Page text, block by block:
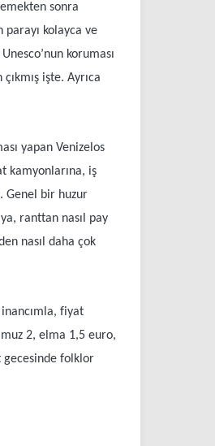
sonra
kolayca ve
koruması
işte. Ayrıca
yapan Venizelos
kamyonlarına, iş
Genel bir huzur
ranttan nasıl pay
nasıl daha çok
fiyat
2, elma 1,5 euro,
gecesinde folklor